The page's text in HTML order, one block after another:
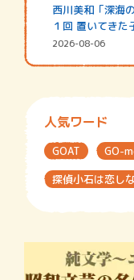
西川美和「深海
１回 置いてきた
2026-08-06
人気ワード
GOAT GO-
探偵小石は恋し